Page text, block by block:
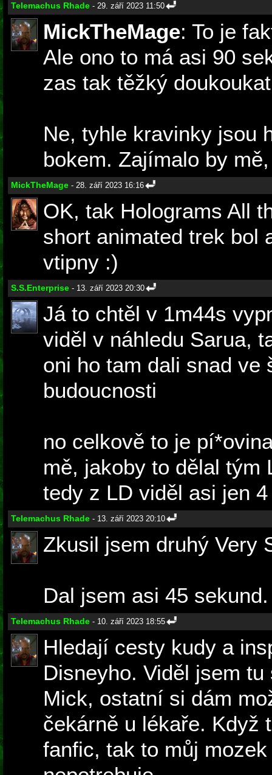
Telemachus Rhade - 29. září 2023 11:50
MickTheMage: To je
Ale ono to má asi 90
zas tak těžký
Ne, tyhle kravinky jsou
bokem. Zajímalo by
MickTheMage - 28. září 2023 16:16
OK, tak Holograms All
short animated trek bol
vtipny :)
S.S.Enterprise - 13. září 2023 20:30
Já to chtěl v 1m44s
viděl v náhledu Sarua,
oni ho tam dali snad ve
budoucnosti
no celkově to je
mě, jakoby to dělal tým
tedy z LD viděl asi jen
Telemachus Rhade - 13. září 2023 20:10
Zkusil jsem druhý Very
Dal jsem asi 45
Telemachus Rhade - 10. září 2023 18:55
Hledají cesty kudy a
Disneyho. Viděl jsem
Mick, ostatní si dám
čekárně u lékaře. Když
fanfic, tak to můj